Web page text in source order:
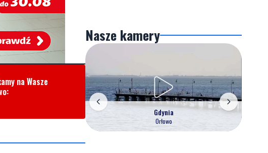
na Wasze
Nasze kamery
Gdynia
Orłowo